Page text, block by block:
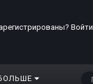
Войти